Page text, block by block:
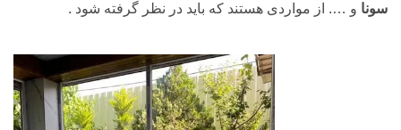
سونا و …. از مواردی هستند که باید در نظر گرفته شود .